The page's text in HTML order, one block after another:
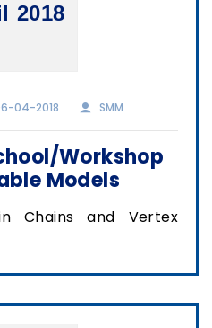
2018
04-2018 SMM
Workshop
Models
Chains and Vertex